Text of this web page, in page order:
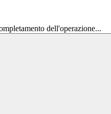
dell'operazione...